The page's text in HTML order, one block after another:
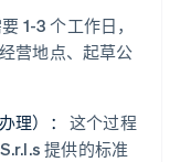
1-3 个工作日，
营地点、起草公
理）：
这个过程
提供的标准